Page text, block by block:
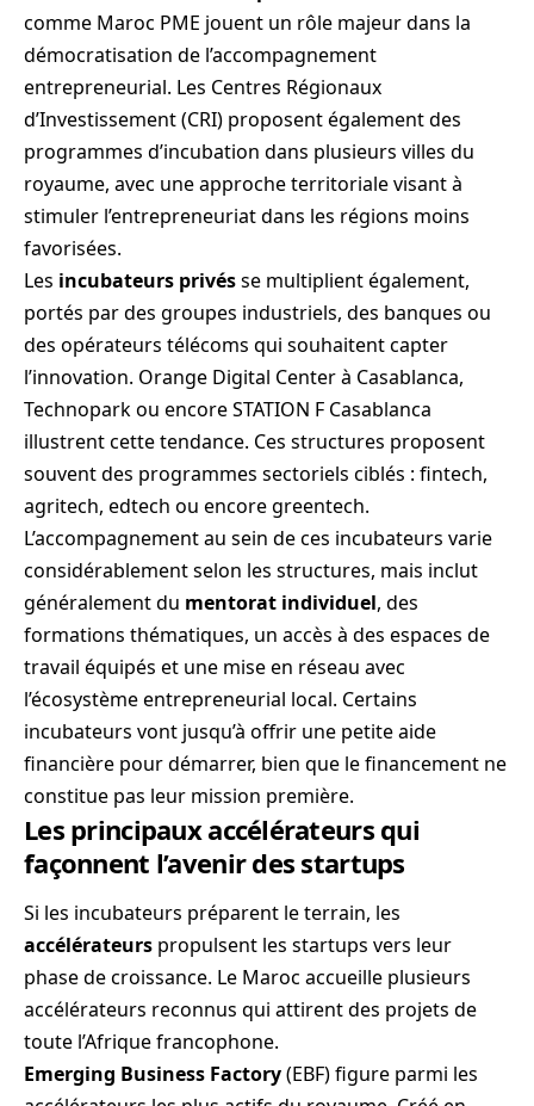
comme Maroc PME jouent un rôle majeur dans la
démocratisation de l’accompagnement
entrepreneurial. Les Centres Régionaux
d’Investissement (CRI) proposent également des
programmes d’incubation dans plusieurs villes du
royaume, avec une approche territoriale visant à
stimuler l’entrepreneuriat dans les régions moins
favorisées.
Les incubateurs privésse multiplient également,
portés par des groupes industriels, des banques ou
des opérateurs télécoms qui souhaitent capter
l’innovation. Orange Digital Center à Casablanca,
Technopark ou encore STATION F Casablanca
illustrent cette tendance. Ces structures proposent
souvent des programmes sectoriels ciblés : fintech,
agritech, edtech ou encore greentech.
L’accompagnement au sein de ces incubateurs varie
considérablement selon les structures, mais inclut
généralement du mentorat individuel, des
formations thématiques, un accès à des espaces de
travail équipés et une mise en réseau avec
l’écosystème entrepreneurial local. Certains
incubateurs vont jusqu’à offrir une petite aide
financière pour démarrer, bien que le financement ne
constitue pas leur mission première.
Les principaux accélérateurs qui
façonnent l’avenir des startups
Si les incubateurs préparent le terrain, les
accélérateurs propulsent les startups vers leur
phase de croissance. Le Maroc accueille plusieurs
accélérateurs reconnus qui attirent des projets de
toute l’Afrique francophone.
Emerging Business Factory(EBF) figure parmi les